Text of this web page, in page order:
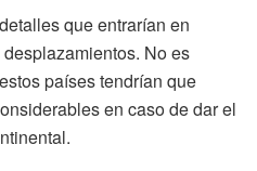
que entrarían en
No es
países tendrían que
en caso de dar el